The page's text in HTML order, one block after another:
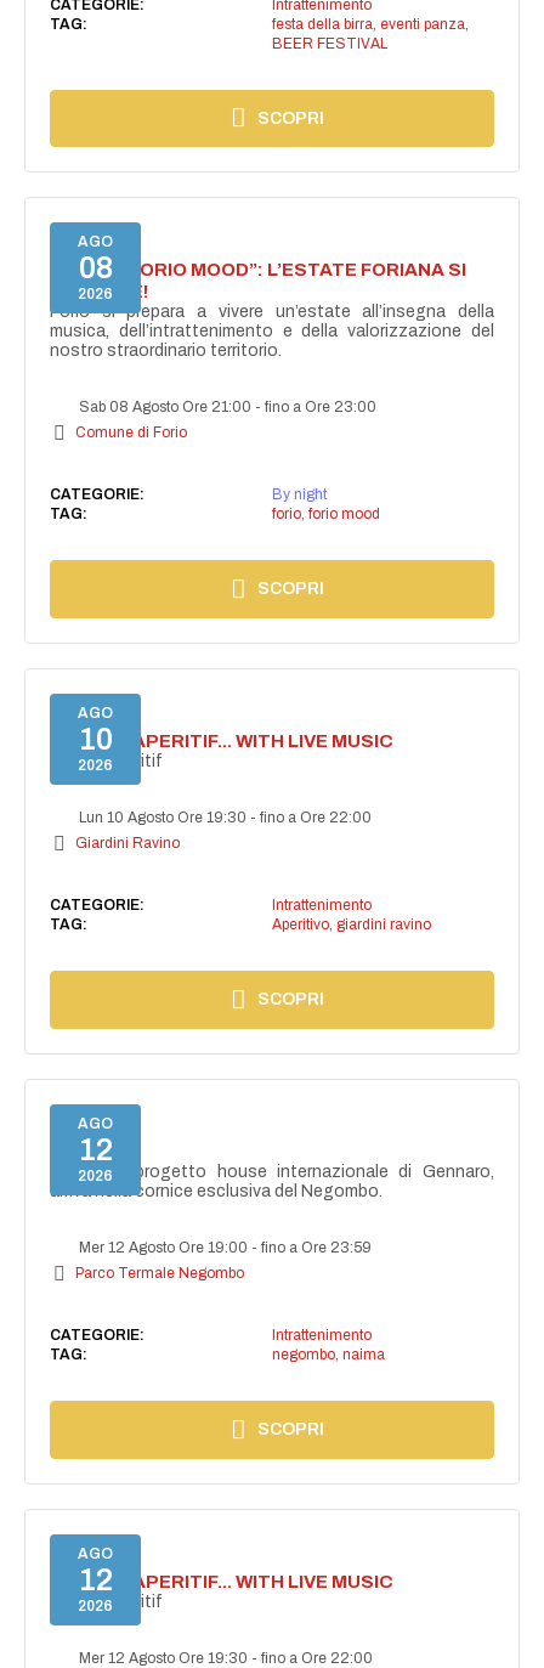
CATEGORIE:
Intrattenimento
TAG:
festa della birra eventi panza
BEER FESTIVAL
SCOPRI
AGO
08
2026
NASCE “FORIO MOOD”: L’ESTATE FORIANA SI
ACCENDE!
Forio si prepara a vivere un’estate all’insegna della
musica, dell’intrattenimento e della valorizzazione del
nostro straordinario territorio.
Sab 08 Agosto Ore 21:00 -fino a Ore 23:00
Comune di Forio
CATEGORIE:
By night
TAG:
forio, forio mood
SCOPRI
AGO
10
2026
SECRET APERITIF... WITH LIVE MUSIC
Secret aperitif
Lun 10 Agosto Ore 19:30 -fino a Ore 22:00
Giardini Ravino
CATEGORIE:
Intrattenimento
TAG:
Aperitivo, giardini ravino
SCOPRI
AGO
12
2026
NAIMA
NAIMA, il progetto house internazionale di Gennaro,
arriva nella cornice esclusiva del Negombo.
Mer 12 Agosto Ore 19:00 -fino a Ore 23:59
Parco Termale Negombo
CATEGORIE:
Intrattenimento
TAG:
negombo, naima
SCOPRI
AGO
12
2026
SECRET APERITIF... WITH LIVE MUSIC
Secret aperitif
Mer 12 Agosto Ore 19:30 -fino a Ore 22:00